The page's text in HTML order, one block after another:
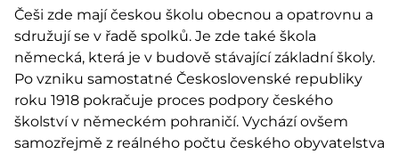
Češi zde mají českou školu obecnou a opatrovnu a
sdružují se v řadě spolků. Je zde také škola
německá, která je v budově stávající základní školy.
Po vzniku samostatné Československé republiky
roku 1918 pokračuje proces podpory českého
školství v německém pohraničí. Vychází ovšem
samozřejmě z reálného počtu českého obyvatelstva